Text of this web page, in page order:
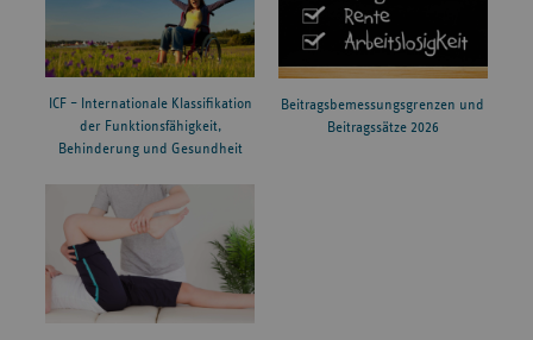
ICF – Internationale Klassifikation
der Funktionsfähigkeit,
Behinderung und Gesundheit
Beitragsbemessungsgrenzen und
Beitragssätze 2026